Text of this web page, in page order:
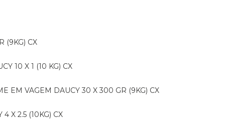
(9KG) CX
10 X 1 (10 KG) CX
EM VAGEM DAUCY 30 X 300 GR (9KG) CX
4 X 2.5 (10KG) CX